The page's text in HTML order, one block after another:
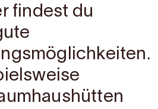
findest du